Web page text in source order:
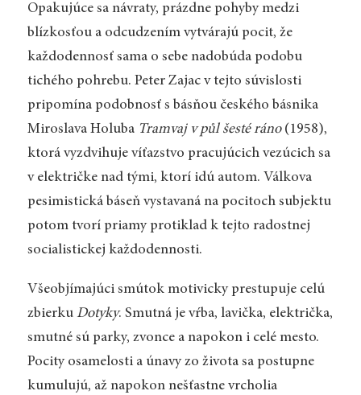
Opakujúce sa návraty, prázdne pohyby medzi
blízkosťou a odcudzením vytvárajú pocit, že
každodennosť sama o sebe nadobúda podobu
tichého pohrebu. Peter Zajac v tejto súvislosti
pripomína podobnosť s básňou českého básnika
Miroslava Holuba Tramvaj v půl šesté ráno(1958),
ktorá vyzdvihuje víťazstvo pracujúcich vezúcich sa
v električke nad tými, ktorí idú autom. Válkova
pesimistická báseň vystavaná na pocitoch subjektu
potom tvorí priamy protiklad k tejto radostnej
socialistickej každodennosti.
Všeobjímajúci smútok motivicky prestupuje celú
zbierku Dotyky. Smutná je vŕba, lavička, električka,
smutné sú parky, zvonce a napokon i celé mesto.
Pocity osamelosti a únavy zo života sa postupne
kumulujú, až napokon nešťastne vrcholia